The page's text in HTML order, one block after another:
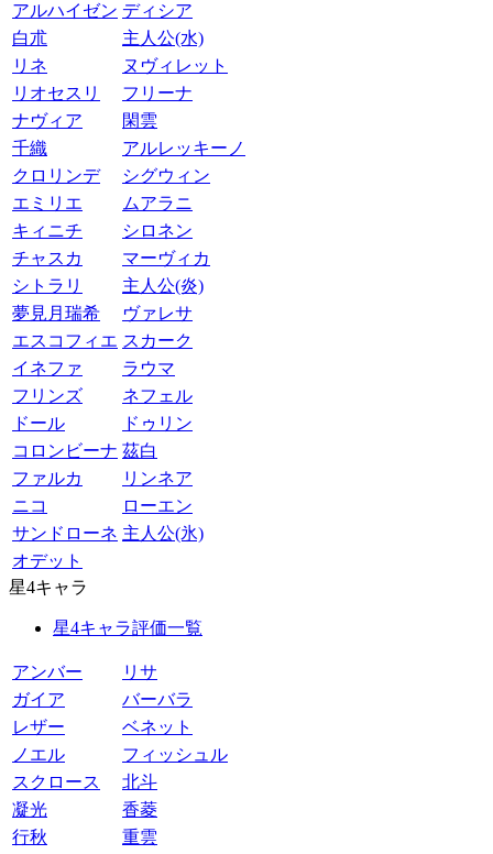
アルハイゼン ディシア
白朮
主人公(水)
リネ
ヌヴィレット
リオセスリ
フリーナ
ナヴィア
閑雲
千織
アルレッキーノ
クロリンデ
シグウィン
エミリエ
ムアラニ
キィニチ
シロネン
チャスカ
マーヴィカ
シトラリ
主人公(炎)
夢見月瑞希
ヴァレサ
エスコフィエ スカーク
イネファ
ラウマ
フリンズ
ネフェル
ドール
ドゥリン
コロンビーナ 茲白
ファルカ
リンネア
ニコ
ローエン
サンドローネ 主人公(氷)
オデット
星4キャラ
星4キャラ評価一覧
アンバー
リサ
ガイア
バーバラ
レザー
ベネット
ノエル
フィッシュル
スクロース
北斗
凝光
香菱
行秋
重雲